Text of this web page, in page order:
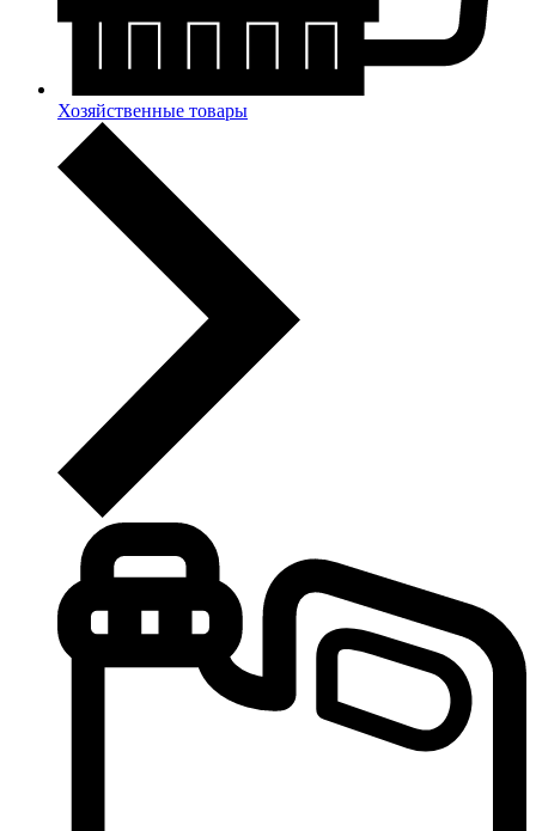
Хозяйственные товары